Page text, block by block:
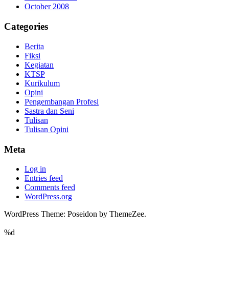
October 2008
Categories
Berita
Fiksi
Kegiatan
KTSP
Kurikulum
Opini
Pengembangan Profesi
Sastra dan Seni
Tulisan
Tulisan Opini
Meta
Log in
Entries feed
Comments feed
WordPress.org
WordPress Theme: Poseidon by ThemeZee.
%d